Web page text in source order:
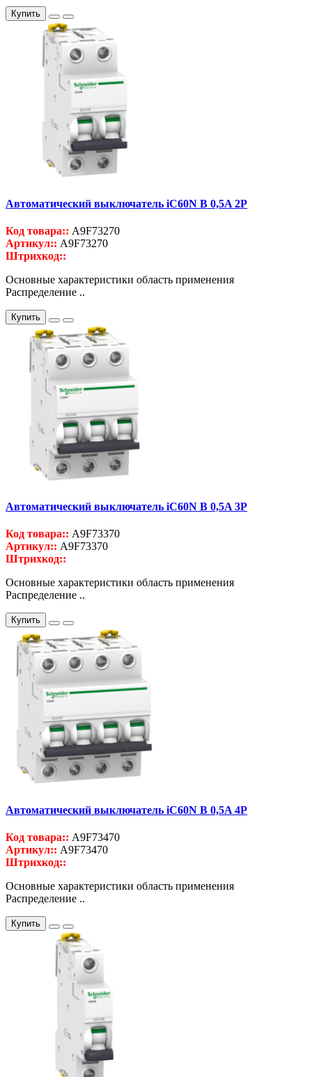
Купить
Автоматический выключатель iC60N B 0,5A 2P
Код товара:: A9F73270
Артикул:: A9F73270
Штрихкод::
Основные характеристики область применения
Распределение ..
Купить
Автоматический выключатель iC60N B 0,5A 3P
Код товара:: A9F73370
Артикул:: A9F73370
Штрихкод::
Основные характеристики область применения
Распределение ..
Купить
Автоматический выключатель iC60N B 0,5A 4P
Код товара:: A9F73470
Артикул:: A9F73470
Штрихкод::
Основные характеристики область применения
Распределение ..
Купить